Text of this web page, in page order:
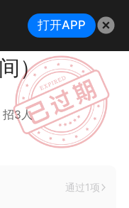
）
招3人
通过1项
打开APP